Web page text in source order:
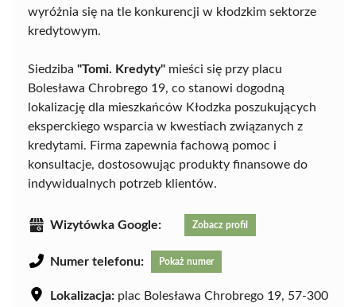
wyróżnia się na tle konkurencji w kłodzkim sektorze
kredytowym.
Siedziba "Tomi. Kredyty" mieści się przy placu
Bolesława Chrobrego 19, co stanowi dogodną
lokalizację dla mieszkańców Kłodzka poszukujących
eksperckiego wsparcia w kwestiach związanych z
kredytami. Firma zapewnia fachową pomoc i
konsultacje, dostosowując produkty finansowe do
indywidualnych potrzeb klientów.
Wizytówka Google: Zobacz profil
Numer telefonu: Pokaż numer
Lokalizacja: plac Bolesława Chrobrego 19, 57-300